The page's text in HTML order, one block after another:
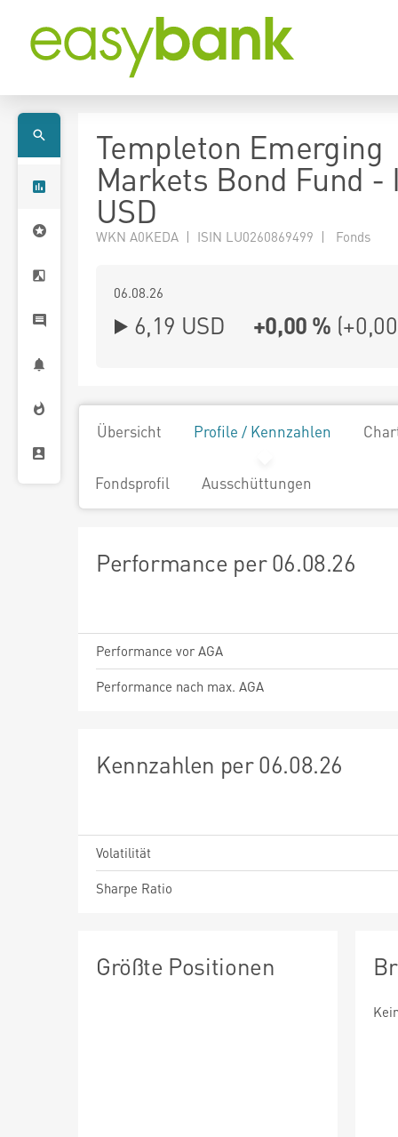
Templeton Emerging
Markets Bond Fund -
USD
WKN A0KEDA | ISIN LU0260869499 | Fonds
06.08.26
6,19 USD +0,00 % (+0,00
Übersicht Profile / Kennzahlen
Fondsprofil Ausschüttungen
Performance per 06.08.26
Performance vor AGA
Performance nach max. AGA
Kennzahlen per 06.08.26
Volatilität
Sharpe Ratio
Größte Positionen